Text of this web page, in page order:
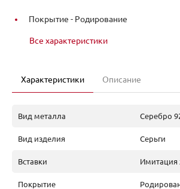
Покрытие - Родирование
Все характеристики
Характеристики Описание
Вид металла Серебро
Вид изделия Серьги
Вставки Имитация
Покрытие